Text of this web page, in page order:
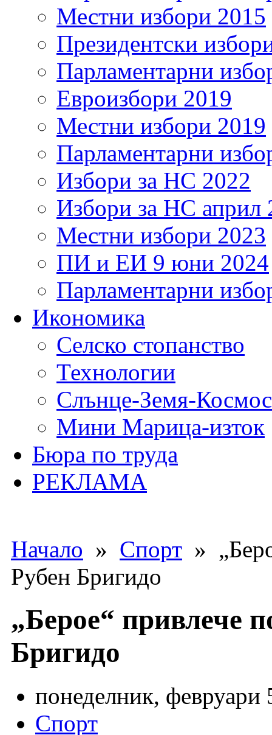
Местни избори 2015
Президентски
Парламентарни
Евроизбори 2019
Местни избори 2019
Парламентарни
Избори за НС 2022
Избори за НС април
Местни избори 2023
ПИ и ЕИ 9 юни 2024
Парламентарни
Икономика
Селско стопанство
Технологии
Слънце-Земя-Космос
Мини Марица-изток
Бюра по труда
РЕКЛАМА
Начало » Спорт »
Рубен Бригидо
„Берое“ привлече
Бригидо
понеделник, февруари
Спорт